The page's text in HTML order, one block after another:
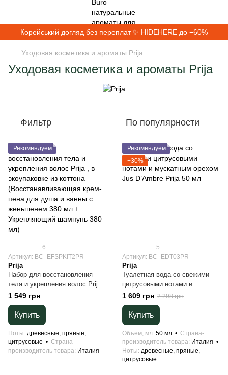
Корейський догляд без переплат ✨ HIDEHERE до −60%
Уходовая косметика и ароматы Prija
Уходовая косметика и ароматы Prija
Фильтр По популярности
Рекомендуем
6
Артикул: BC_EFSPKIT2PR
Prija
Набор для восстановления
тела и укрепления волос Prija ,
в экоупаковке из коттона
(Восстанавливающая крем-
пена для душа и ванны с
женьшенем 380 мл +
Укрепляющий шампунь 380 мл)
1 549 грн
Купить
Ноты древесные, пряные,
цитрусовые
Страна-
производитель товара Италия
Рекомендуем
−30%
5
Артикул: BC_EDT03PR
Prija
Туалетная вода со свежими
цитрусовыми нотами и
мускатным орехом Jus
D’Ambre Prija 50 мл
1 609 грн 2 298 грн
Купить
Объем, мл 50 мл
Страна-
производитель товара Италия
Ноты древесные, пряные,
цитрусовые